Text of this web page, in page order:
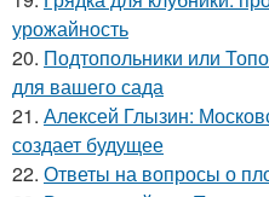
урожайность
20. Подтопольники или
для вашего сада
21. Алексей Глызин:
создает будущее
22. Ответы на вопросы о